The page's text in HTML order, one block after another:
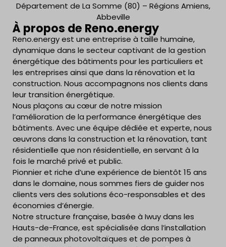
Département de La Somme (80) – Régions Amiens,
Abbeville
À propos de Reno.energy
Reno.energy est une entreprise à taille humaine,
dynamique dans le secteur captivant de la gestion
énergétique des bâtiments pour les particuliers et
les entreprises ainsi que dans la rénovation et la
construction. Nous accompagnons nos clients dans
leur transition énergétique.
Nous plaçons au cœur de notre mission
l’amélioration de la performance énergétique des
bâtiments. Avec une équipe dédiée et experte, nous
œuvrons dans la construction et la rénovation, tant
résidentielle que non résidentielle, en servant à la
fois le marché privé et public.
Pionnier et riche d’une expérience de bientôt 15 ans
dans le domaine, nous sommes fiers de guider nos
clients vers des solutions éco-responsables et des
économies d’énergie.
Notre structure française, basée à Iwuy dans les
Hauts-de-France, est spécialisée dans l’installation
de panneaux photovoltaïques et de pompes à